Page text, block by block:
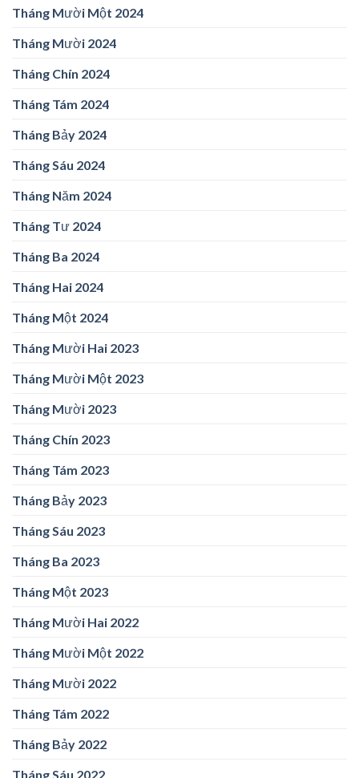
Tháng Mười Một 2024
Tháng Mười 2024
Tháng Chín 2024
Tháng Tám 2024
Tháng Bảy 2024
Tháng Sáu 2024
Tháng Năm 2024
Tháng Tư 2024
Tháng Ba 2024
Tháng Hai 2024
Tháng Một 2024
Tháng Mười Hai 2023
Tháng Mười Một 2023
Tháng Mười 2023
Tháng Chín 2023
Tháng Tám 2023
Tháng Bảy 2023
Tháng Sáu 2023
Tháng Ba 2023
Tháng Một 2023
Tháng Mười Hai 2022
Tháng Mười Một 2022
Tháng Mười 2022
Tháng Tám 2022
Tháng Bảy 2022
Tháng Sáu 2022